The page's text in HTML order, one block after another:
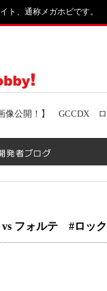
ト、通称メガホビです。
画像公開！】 GCCDX
vs フォルテ #ロ